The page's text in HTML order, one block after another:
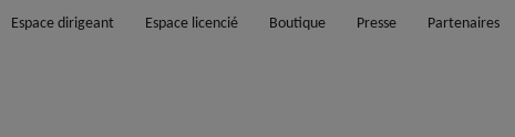
Espace dirigeant Espace licencié Boutique Presse Partenaires